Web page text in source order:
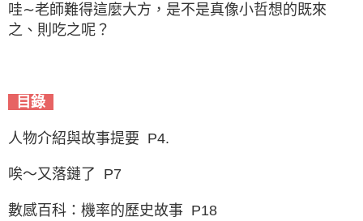
哇∼老師難得這麼大方，是不是真像小哲想的既來
之、則吃之呢？
目錄
人物介紹與故事提要 P4.
唉～又落鏈了 P7
數感百科：機率的歷史故事 P18